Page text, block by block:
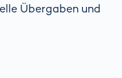
Übergaben und